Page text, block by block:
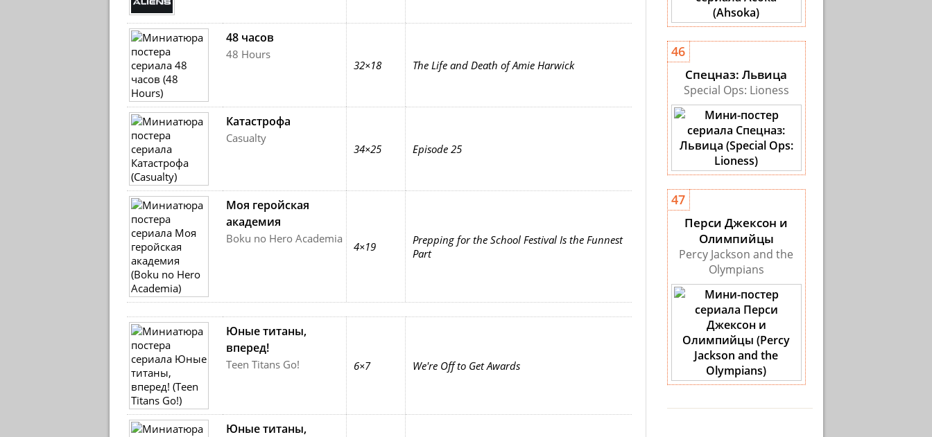
48 часов
48 Hours
32×18
The Life and Death of Amie Harwick
Катастрофа
Casualty
34×25
Episode 25
Моя геройская
академия
Boku no Hero Academia
4×19
Prepping for the School Festival Is the Funnest
Part
Юные титаны,
вперед!
Teen Titans Go! 6×7 We're Off to Get Awards
Юные титаны,
46
Спецназ: Львица
Special Ops: Lioness
47
Перси Джексон и
Олимпийцы
Percy Jackson and the
Olympians